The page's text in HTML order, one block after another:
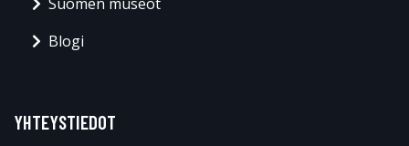
Blogi
YHTEYSTIEDOT